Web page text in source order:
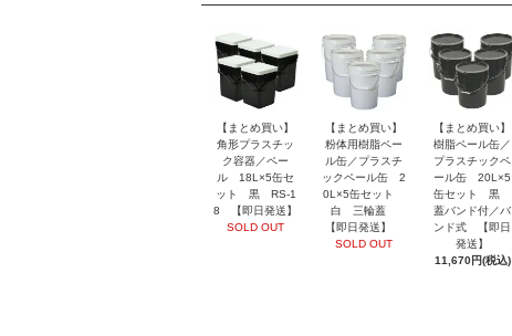
【まとめ買い】
角形プラスチッ
ク容器／ペー
ル 18L×5缶セ
ット 黒 RS-1
8 【即日発送】
SOLD OUT
【まとめ買い】
粉体用樹脂ペー
ル缶／プラスチ
ックペール缶 2
0L×5缶セット
白 三輪蓋
【即日発送】
SOLD OUT
【まとめ買い】
樹脂ペール缶／
プラスチックペ
ール缶 20L×5
缶セット 黒
蓋バンド付／バ
ンド式 【即日
発送】
11,670円(税込)